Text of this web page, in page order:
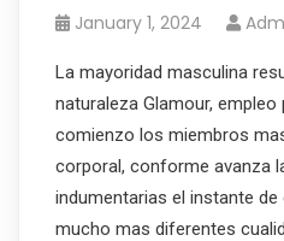
January 1, 2024
La mayoridad masculina
naturaleza Glamour,
comienzo los miembros
corporal, conforme avanza
indumentarias el instante
mucho mas diferentes